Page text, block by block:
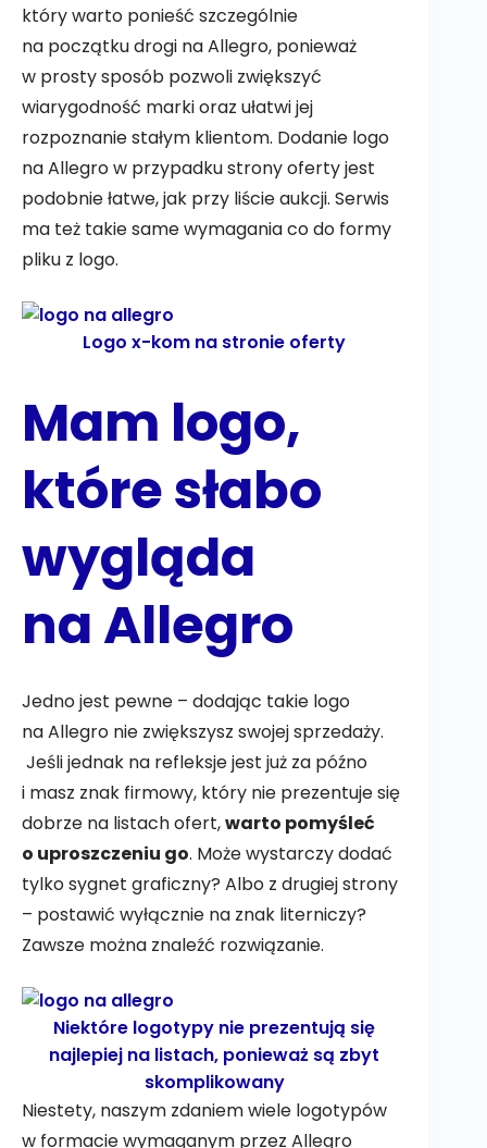
który warto ponieść szczególnie
na początku drogi na Allegro, ponieważ
w prosty sposób pozwoli zwiększyć
wiarygodność marki oraz ułatwi jej
rozpoznanie stałym klientom. Dodanie logo
na Allegro w przypadku strony oferty jest
podobnie łatwe, jak przy liście aukcji. Serwis
ma też takie same wymagania co do formy
pliku z logo.
Logo x-kom na stronie oferty
Mam logo,
które słabo
wygląda
na Allegro
Jedno jest pewne – dodając takie logo
na Allegro nie zwiększysz swojej sprzedaży.
Jeśli jednak na refleksje jest już za późno
i masz znak firmowy, który nie prezentuje się
dobrze na listach ofert,warto pomyśleć
o uproszczeniu go. Może wystarczy dodać
tylko sygnet graficzny? Albo z drugiej strony
– postawić wyłącznie na znak literniczy?
Zawsze można znaleźć rozwiązanie.
Niektóre logotypy nie prezentują się
najlepiej na listach, ponieważ są zbyt
skomplikowany
Niestety, naszym zdaniem wiele logotypów
w formacie wymaganym przez Allegro